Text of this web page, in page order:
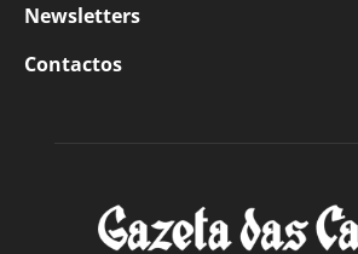
Newsletters
Contactos